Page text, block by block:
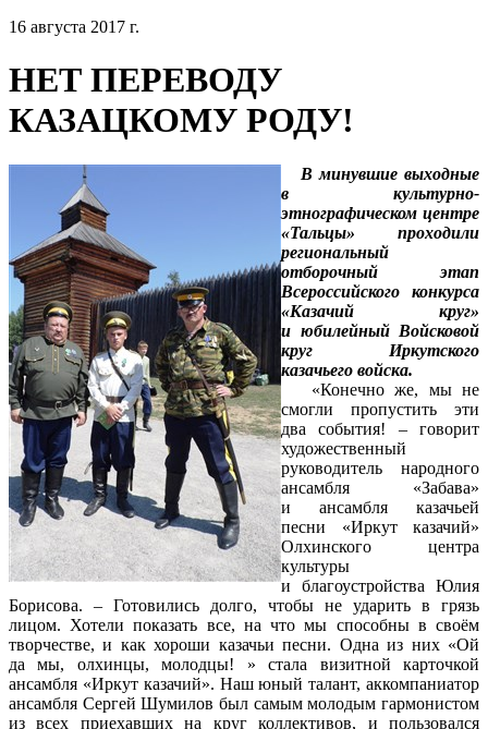
16 августа 2017 г.
НЕТ ПЕРЕВОДУ
КАЗАЦКОМУ РОДУ!
В минувшие выходные
в культурно-
этнографическом центре
«Тальцы» проходили
региональный
отборочный этап
Всероссийского конкурса
«Казачий круг»
и юбилейный Войсковой
круг Иркутского
казачьего войска.
«Конечно же, мы не
смогли пропустить эти
два события! – говорит
художественный
руководитель народного
ансамбля «Забава»
и ансамбля казачьей
песни «Иркут казачий»
Олхинского центра
культуры
и благоустройства Юлия
Борисова. – Готовились долго, чтобы не ударить в грязь
лицом. Хотели показать все, на что мы способны в своём
творчестве, и как хороши казачьи песни. Одна из них «Ой
да мы, олхинцы, молодцы! » стала визитной карточкой
ансамбля «Иркут казачий». Наш юный талант, аккомпаниатор
ансамбля Сергей Шумилов был самым молодым гармонистом
из всех приехавших на круг коллективов, и пользовался